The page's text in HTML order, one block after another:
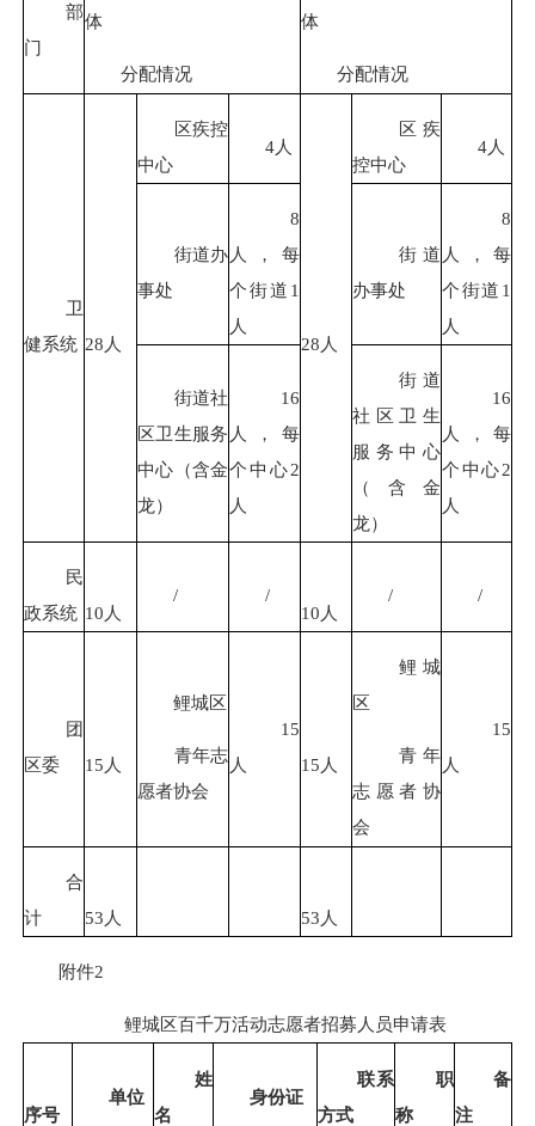
部
门
体
分配情况
体
分配情况
卫
健系统 28人
区疾控
中心
4人
28人
区疾
控中心
4人
街道办
事处
8
人，每
个街道1
人
街道
办事处
8
人，每
个街道1
人
街道社
区卫生服务
中心（含金
龙）
16
人，每
个中心2
人
街道
社区卫生
服务中心
（含金
龙）
16
人，每
个中心2
人
民
政系统 10人
/
/
10人
/ /
团
区委
15人
鲤城区
青年志
愿者协会
15
人
15人
鲤城
区
青年
志愿者协
会
15
人
合
计
53人 53人
附件2
鲤城区百千万活动志愿者招募人员申请表
序号
单位
姓
名
身份证
联系
方式
职
称
备
注